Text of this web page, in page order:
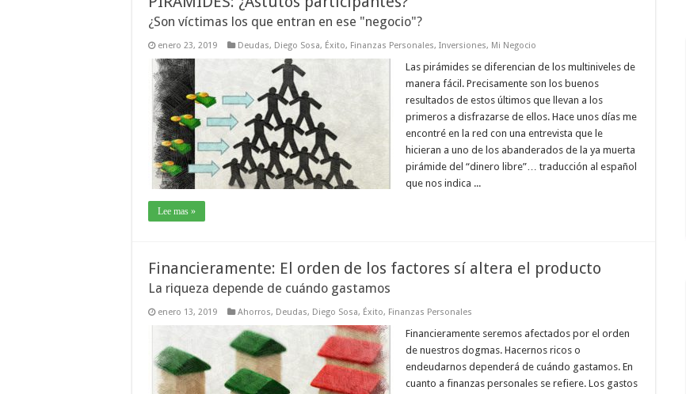
¿Son víctimas los que entran en ese "negocio"?
enero 23, 2019 Deudas, Diego Sosa, Éxito, Finanzas Personales, Inversiones, Mi Negocio
Las pirámides se diferencian de los multiniveles de
manera fácil. Precisamente son los buenos
resultados de estos últimos que llevan a los
primeros a disfrazarse de ellos. Hace unos días me
encontré en la red con una entrevista que le
hicieran a uno de los abanderados de la ya muerta
pirámide del “dinero libre”… traducción al español
que nos indica ...
Lee mas »
Financieramente: El orden de los factores sí altera el producto
La riqueza depende de cuándo gastamos
enero 13, 2019 Ahorros, Deudas, Diego Sosa, Éxito, Finanzas Personales
Financieramente seremos afectados por el orden
de nuestros dogmas. Hacernos ricos o
endeudarnos dependerá de cuándo gastamos. En
cuanto a finanzas personales se refiere. Los gastos